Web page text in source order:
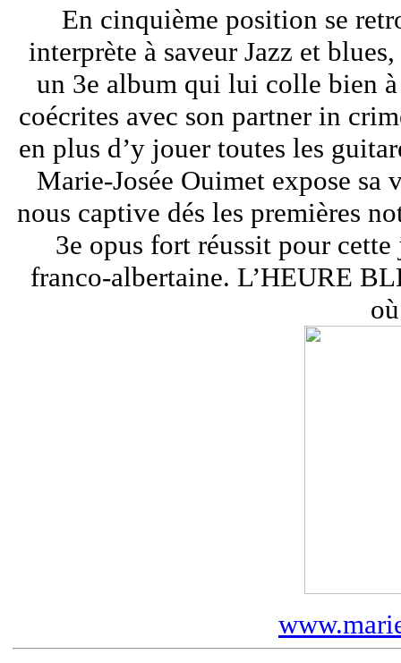
En cinquième position se
interprète à saveur Jazz et
un 3e album qui lui colle bien
coécrites avec son partner in
en plus d’y jouer toutes les
Marie-Josée Ouimet expose
nous captive dés les premières
3e opus fort réussit pour
franco-albertaine. L’HEURE